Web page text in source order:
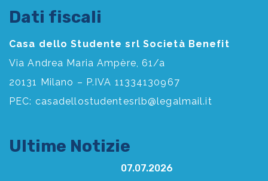
Dati fiscali
Casa dello Studente srl Società Benefit
Via Andrea Maria Ampère, 61/a
20131 Milano – P.IVA 11334130967
PEC: casadellostudentesrlb@legalmail.it
Ultime Notizie
07.07.2026